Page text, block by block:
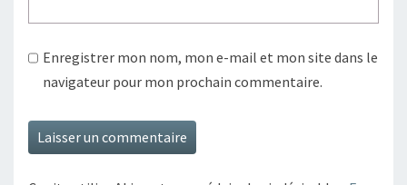
Enregistrer mon nom, mon e-mail et mon site dans le
navigateur pour mon prochain commentaire.